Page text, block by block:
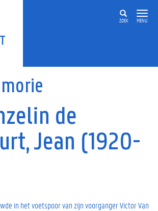
ZOEK MENU
de
Jean (1920-
in het voetspoor van zijn voorganger Victor Van